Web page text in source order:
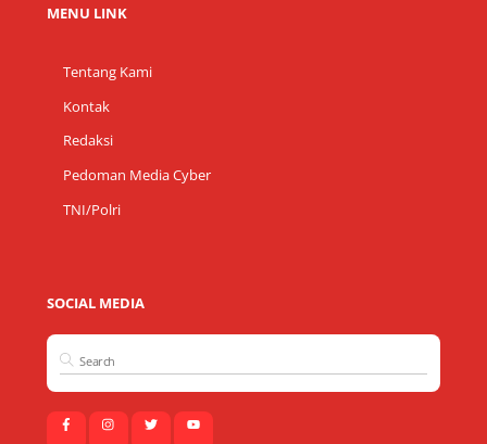
MENU LINK
Tentang Kami
Kontak
Redaksi
Pedoman Media Cyber
TNI/Polri
SOCIAL MEDIA